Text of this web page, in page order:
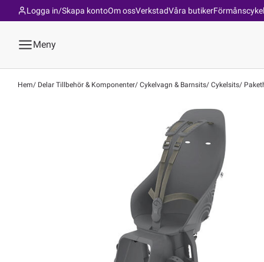
Om ossVerkstadVåra butiker
Logga in/Skapa konto
Meny
Hem Delar Tillbehör & Komponenter Cykelvagn & Barnsits Cykelsits